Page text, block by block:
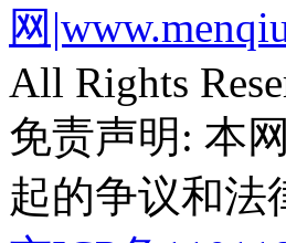
网
All Rights
免责声明: 本
起的争议和法